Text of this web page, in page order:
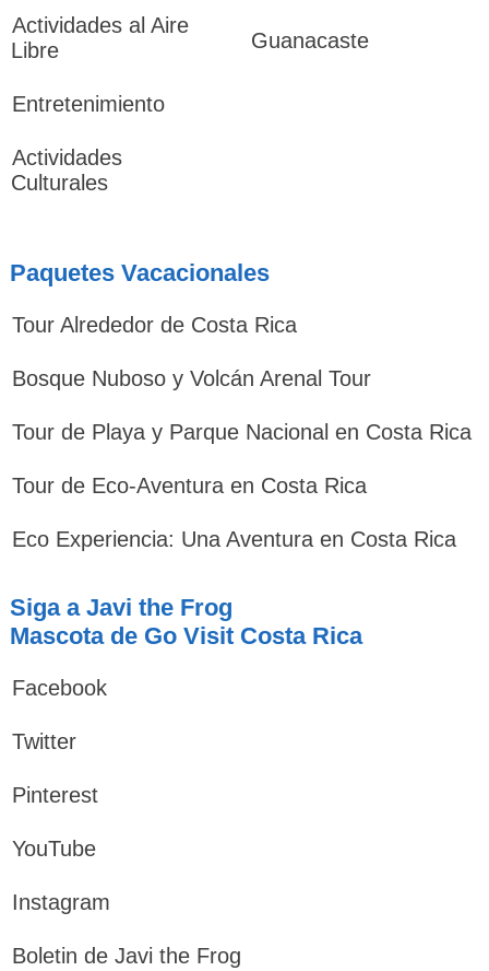
Actividades al Aire
Libre
Entretenimiento
Actividades
Culturales
Guanacaste
Paquetes Vacacionales
Tour Alrededor de Costa Rica
Bosque Nuboso y Volcán Arenal Tour
Tour de Playa y Parque Nacional en Costa Rica
Tour de Eco-Aventura en Costa Rica
Eco Experiencia: Una Aventura en Costa Rica
Siga a Javi the Frog
Mascota de Go Visit Costa Rica
Facebook
Twitter
Pinterest
YouTube
Instagram
Boletin de Javi the Frog